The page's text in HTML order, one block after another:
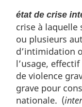
a
e
:
état de crise
crise à laquelle
ou plusieurs
d’intimidation
l’usage,
de violence
grave pour
nationale. (